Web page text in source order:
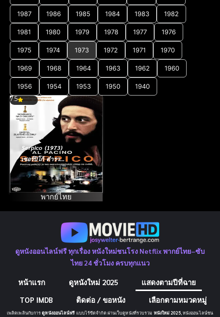
1987 1986 1985 1984 1983 1982
1981 1980 1979 1978 1977 1976
1975 1974 1973 1972 1971 1970
1969 1968 1964 1963 1962 1960
1956 1954 1953 1950 1940
7.5
Serpico (1973)
เซอร์ปิโก้ ตำรวจ
อันตราย
พากย์ไทย
ดูหนังออนไลน์ฟรี ทุกเรื่อง หนังใหม่ชนโรง Netflix พากย์ไทย–ซับ
ไทย 24 ชั่วโมง ครบทุกแนว
หน้าแรก ดูหนังใหม่ 2025
แสดงตามปีที่ฉาย
TOP IMDB
ติดต่อ / ขอหนัง เลือกตามหมวดหมู่
เพลิดเพลินกับการดูหนังออนไลน์ฟรี แบบไร้ขีดจำกัด ผ่านเว็บดูหนังที่รวบรวม หนังใหม่ 2025, หนังออนไลน์ชน